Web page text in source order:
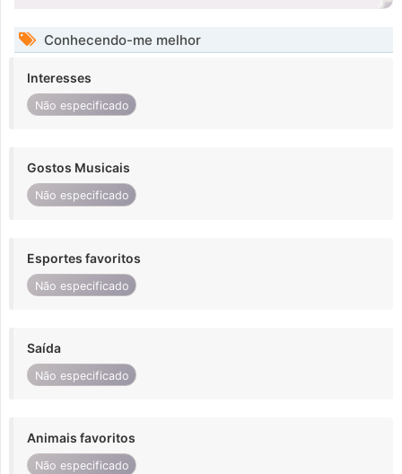
Conhecendo-me melhor
Interesses
Não especificado
Gostos Musicais
Não especificado
Esportes favoritos
Não especificado
Saída
Não especificado
Animais favoritos
Não especificado